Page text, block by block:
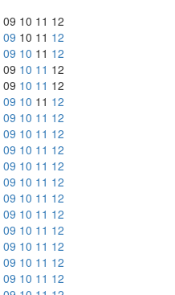
09 10 11 12
09 10 11 12
09 10 11 12
09 10 11 12
09 10 11 12
09 10 11 12
09 10 11 12
09 10 11 12
09 10 11 12
09 10 11 12
09 10 11 12
09 10 11 12
09 10 11 12
09 10 11 12
09 10 11 12
09 10 11 12
09 10 11 12